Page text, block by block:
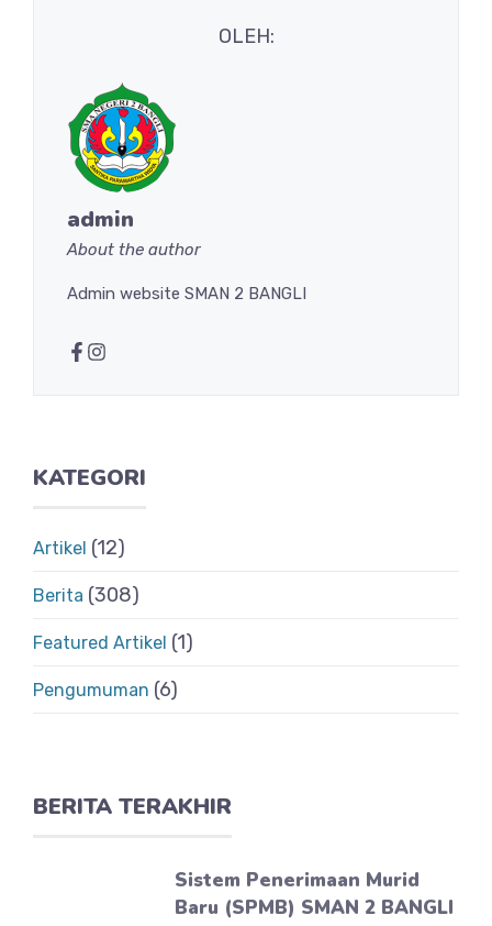
OLEH:
admin
About the author
Admin website SMAN 2 BANGLI
KATEGORI
Artikel (12)
Berita (308)
Featured Artikel (1)
Pengumuman (6)
BERITA TERAKHIR
Sistem Penerimaan Murid
Baru (SPMB) SMAN 2 BANGLI